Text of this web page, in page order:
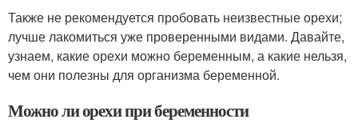
Также не рекомендуется пробовать неизвестные орехи;
лучше лакомиться уже проверенными видами. Давайте,
узнаем, какие орехи можно беременным, а какие нельзя,
чем они полезны для организма беременной.
Можно ли орехи при беременности